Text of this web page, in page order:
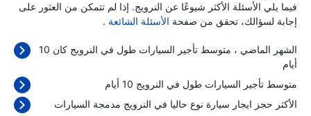
فيما يلي الأسئلة الأكثر شيوعًا عن النرويج. إذا لم تتمكن من العثور على
إجابة لسؤالك، تحقق من صفحة الأسئلة الشائعة .
الشهر الماضي ، متوسط تأجير السيارات طول في النرويج كان 10
أيام
متوسط تأجير السيارات طول في النرويج 10 أيام
الأكثر حجز ايجار سيارة نوع حاليا في النرويج مدمجة السيارات